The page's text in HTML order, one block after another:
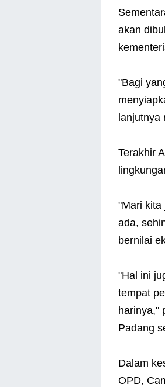
akan
"Bagi
lanjutnya
Terakhir
"Mari kita
ada,
bernilai
"Hal ini
tempat
harinya,"
Padang
Dalam
OPD,